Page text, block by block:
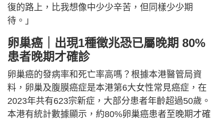
復的路上，比我想像中少少辛苦，但同樣少少期
待。」
卵巢癌｜出現1種徵兆恐已屬晚期 80%
患者晚期才確診
卵巢癌的發病率和死亡率高嗎？根據本港醫管局資
料，卵巢及腹膜癌症是本港第6大女性常見癌症，在
2023年共有623宗新症，大部分患者年齡超過50歲。
本港有統計數據顯示，約80%卵巢癌患者至晚期才確